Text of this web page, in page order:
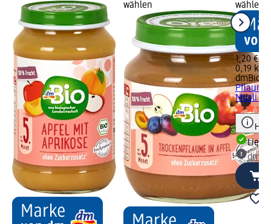
wählen
wählen
1,20 €
0,19 kg
dmBio
Müsli
dm